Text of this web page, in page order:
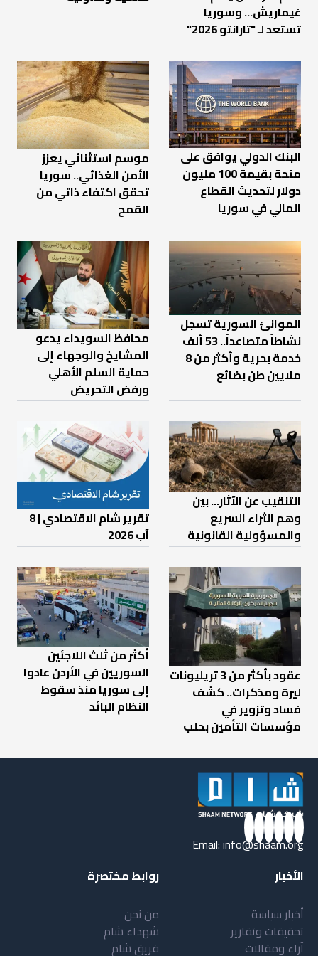
غيماريش... وسوريا
تستعد لـ "تارانتو 2026"
البنك الدولي يوافق على
منحة بقيمة 100 مليون
دولار لتحديث القطاع
المالي في سوريا
موسم استثنائي يعزز
الأمن الغذائي.. سوريا
تحقق اكتفاء ذاتي من
القمح
الموانئ السورية تسجل
نشاطاً متصاعداً.. 53 ألف
خدمة بحرية وأكثر من 8
ملايين طن بضائع
محافظ السويداء يدعو
المشايخ والوجهاء إلى
حماية السلم الأهلي
ورفض التحريض
التنقيب عن الآثار… بين
وهم الثراء السريع
والمسؤولية القانونية
تقرير شام الاقتصادي | 8
آب 2026
عقود بأكثر من 3 تريليونات
ليرة ومذكرات.. كشف
فساد وتزوير في
مؤسسات التأمين بحلب
أكثر من ثلث اللاجئين
السوريين في الأردن عادوا
إلى سوريا منذ سقوط
النظام البائد
Email:info@shaam.org
الأخبار
أخبار سياسة
تحقيقات وتقارير
آراء ومقالات
روابط مختصرة
من نحن
شهداء شام
فريق شام